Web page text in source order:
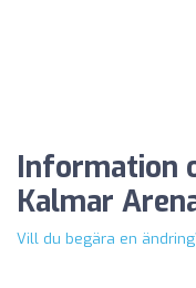
Information
Kalmar
Vill du begära en